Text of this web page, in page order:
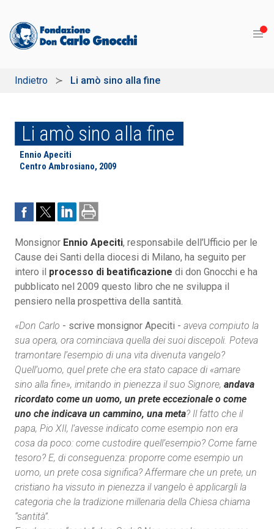
Indietro Li amò sino alla fine
Li amò sino alla fine
Ennio Apeciti
Centro Ambrosiano, 2009
Monsignor Ennio Apeciti, responsabile dell’Ufficio per le
Cause dei Santi della diocesi di Milano, ha seguito per
intero il processo di beatificazione di don Gnocchi e ha
pubblicato nel 2009 questo libro che ne sviluppa il
pensiero nella prospettiva della santità.
«Don Carlo - scrive monsignor Apeciti - aveva compiuto la
sua opera, ora cominciava quella dei suoi discepoli. Poteva
tramontare l’esempio di una vita divenuta vangelo?
Quell’uomo, quel prete che era stato capace di «amare
sino alla fine», imitando in pienezza il suo Signore, andava
ricordato come un uomo, un prete eccezionale o come
uno che indicava un cammino, una meta? Il fatto che il
papa, Pio XII, l’avesse indicato come esempio non era
cosa da poco: come custodire quell’esempio? Come farne
tesoro? E, di conseguenza: proporre come esempio un
uomo, un prete cosa significa? Affermare che un prete, un
cristiano ha vissuto in pienezza il vangelo è applicargli la
categoria che la tradizione millenaria della Chiesa chiama
“santità”.